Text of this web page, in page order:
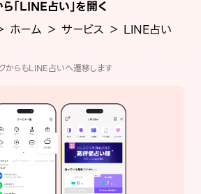
「LINE占い」を開く
ホーム ＞ サービス ＞ LINE占い
からもLINE占いへ遷移します